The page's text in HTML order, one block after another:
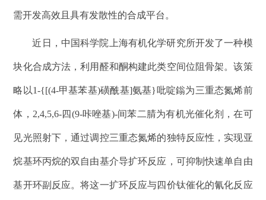
需开发高效且具有发散性的合成平台。
近日，中国科学院上海有机化学研究所开发了一种模
块化合成方法，利用醛和酮构建此类空间位阻骨架。该策
略以1-{[(4-甲基苯基)磺酰基]氨基}吡啶鎓为三重态氮烯前
体，2,4,5,6-四(9-咔唑基)-间苯二腈为有机光催化剂 ，在可
见光照射下，通过调控三重态氮烯的独特反应性，实现亚
烷基环丙烷的双自由基介导扩环反应，可抑制快速单自由
基开环副反应。将这一扩环反应与四价钛催化的氰化反应